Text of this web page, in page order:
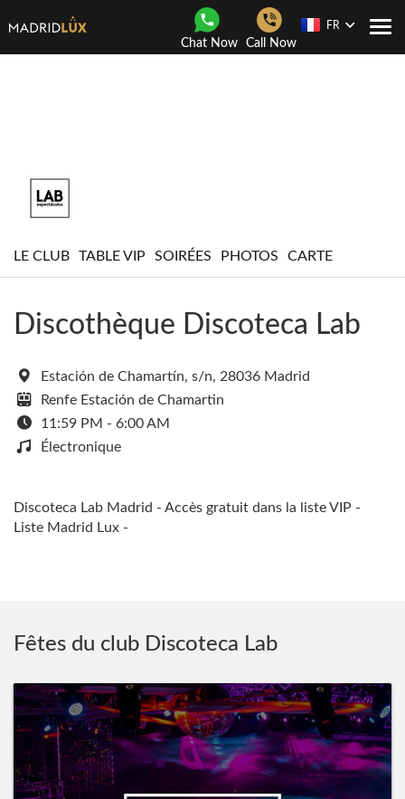
Chat Now Call Now
FR
LE CLUB TABLE VIP SOIRÉES PHOTOS CARTE
Discothèque Discoteca Lab
Estación de Chamartín, s/n, 28036 Madrid
Renfe Estación de Chamartin
11:59 PM - 6:00 AM
Électronique
Discoteca Lab Madrid - Accès gratuit dans la liste VIP -
Liste Madrid Lux -
Fêtes du club Discoteca Lab